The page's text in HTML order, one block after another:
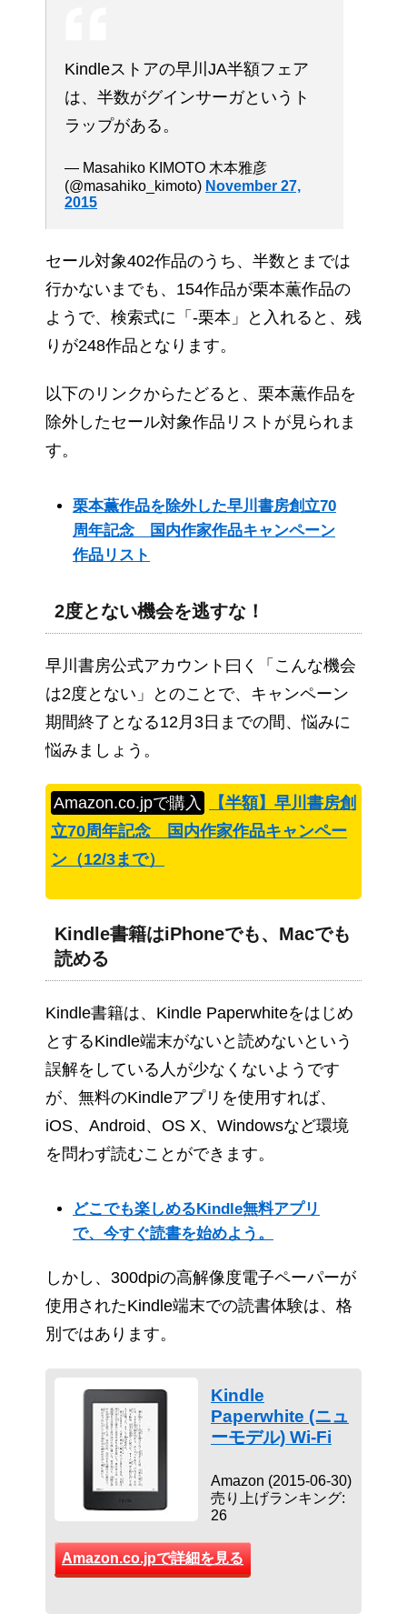
Kindleストアの早川JA半額フェア
は、半数がグインサーガというト
ラップがある。
— Masahiko KIMOTO 木本雅彦
(@masahiko_kimoto) November 27,
2015
セール対象402作品のうち、半数とまでは
行かないまでも、154作品が栗本薫作品の
ようで、検索式に「-栗本」と入れると、残
りが248作品となります。
以下のリンクからたどると、栗本薫作品を
除外したセール対象作品リストが見られま
す。
栗本薫作品を除外した早川書房創立70
周年記念 国内作家作品キャンペーン
作品リスト
2度とない機会を逃すな！
早川書房公式アカウント曰く「こんな機会
は2度とない」とのことで、キャンペーン
期間終了となる12月3日までの間、悩みに
悩みましょう。
Amazon.co.jpで購入
【半額】早川書房創
立70周年記念 国内作家作品キャンペー
ン（12/3まで）
Kindle書籍はiPhoneでも、Macでも
読める
Kindle書籍は、Kindle Paperwhiteをはじめ
とするKindle端末がないと読めないという
誤解をしている人が少なくないようです
が、無料のKindleアプリを使用すれば、
iOS、Android、OS X、Windowsなど環境
を問わず読むことができます。
どこでも楽しめるKindle無料アプリ
で、今すぐ読書を始めよう。
しかし、300dpiの高解像度電子ペーパーが
使用されたKindle端末での読書体験は、格
別ではあります。
Kindle
Paperwhite (ニュ
ーモデル) Wi-Fi
Amazon (2015-06-30)
売り上げランキング:
26
Amazon.co.jpで詳細を見る